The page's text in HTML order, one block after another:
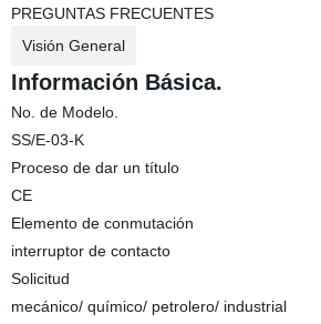
PREGUNTAS FRECUENTES
Visión General
Información Básica.
No. de Modelo.
SS/E-03-K
Proceso de dar un título
CE
Elemento de conmutación
interruptor de contacto
Solicitud
mecánico/ químico/ petrolero/ industrial